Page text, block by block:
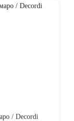
/ Decordi